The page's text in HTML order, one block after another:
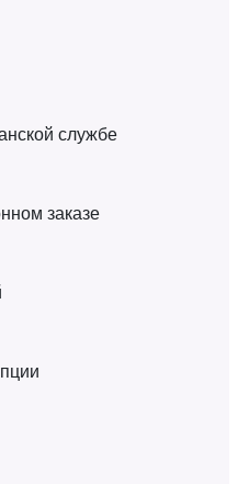
службе
заказе